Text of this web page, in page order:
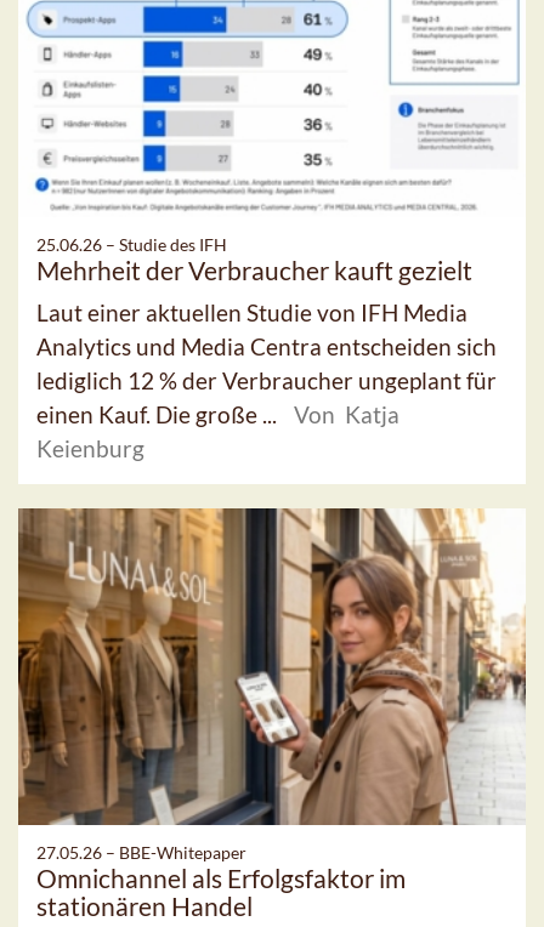
25.06.26 – Studie des IFH
Mehrheit der Verbraucher kauft gezielt
Laut einer aktuellen Studie von IFH Media
Analytics und Media Centra entscheiden sich
lediglich 12 % der Verbraucher ungeplant für
einen Kauf. Die große ...
Von Katja
Keienburg
27.05.26 – BBE-Whitepaper
Omnichannel als Erfolgsfaktor im
stationären Handel